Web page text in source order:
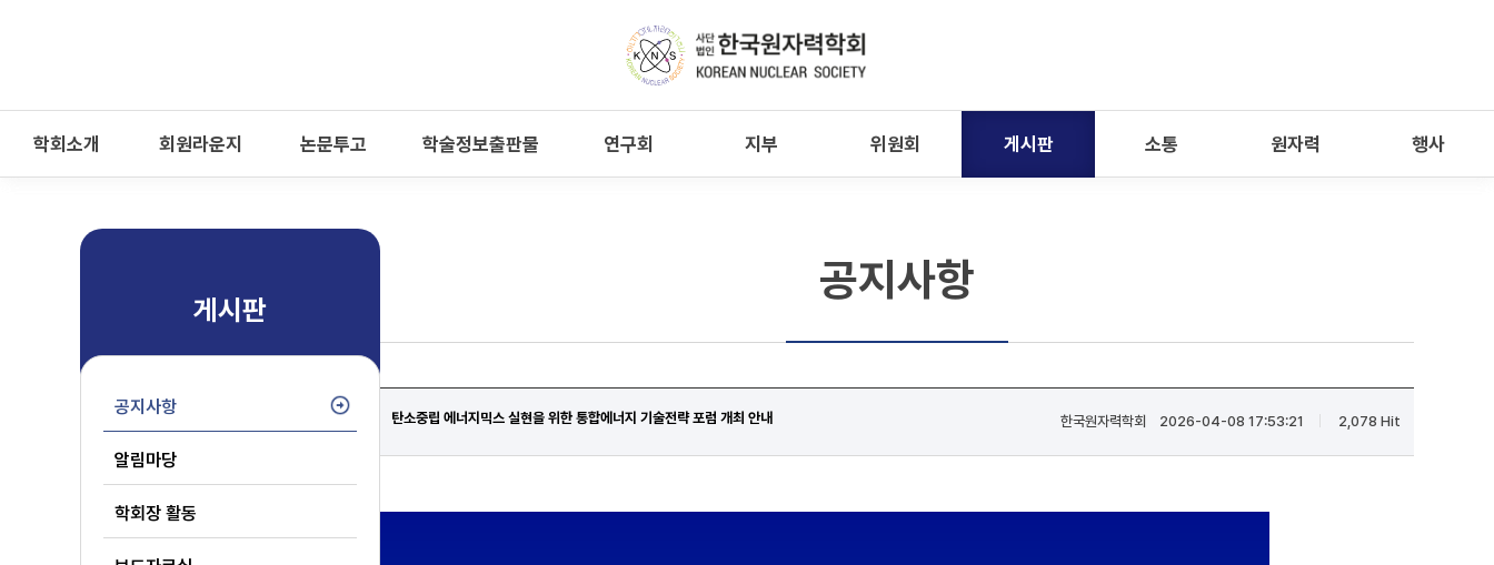
학회소개 회원라운지 논문투고 학술정보출판물 연구회 지부 위원회 게시판 소통 원자력 행사
게시판
공지사항
알림마당
학회장 활동
공지사항
탄소중립 에너지믹스 실현을 위한 통합에너지 기술전략 포럼 개최 안내 한국원자력학회| 2026-04-08 17:53:21 2,078 Hit